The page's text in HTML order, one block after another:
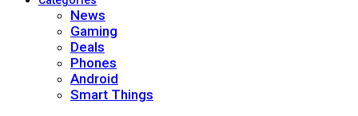
News
Gaming
Deals
Phones
Android
Smart Things